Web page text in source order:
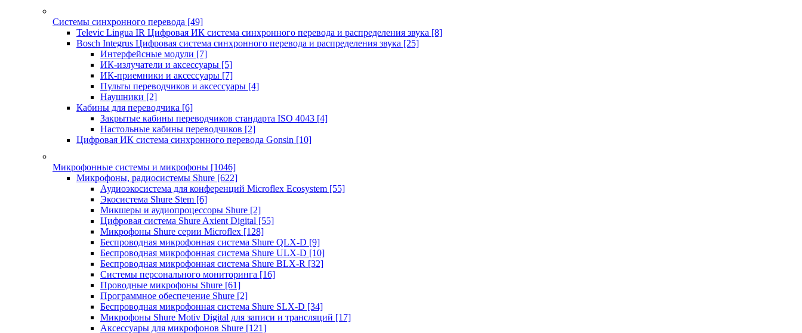
Системы синхронного перевода [49]
Televic Lingua IR Цифровая ИК система синхронного перевода и распределения звука [8]
Bosch Integrus Цифровая система синхронного перевода и распределения звука [25]
Интерфейсные модули [7]
ИК-излучатели и аксессуары [5]
ИК-приемники и аксессуары [7]
Пульты переводчиков и аксессуары [4]
Наушники [2]
Кабины для переводчика [6]
Закрытые кабины переводчиков стандарта ISO 4043 [4]
Настольные кабины переводчиков [2]
Цифровая ИК система синхронного перевода Gonsin [10]
Микрофонные системы и микрофоны [1046]
Микрофоны, радиосистемы Shure [622]
Аудиоэкосистема для конференций Microflex Ecosystem [55]
Экосистема Shure Stem [6]
Микшеры и аудиопроцессоры Shure [2]
Цифровая система Shure Axient Digital [55]
Микрофоны Shure серии Microflex [128]
Беспроводная микрофонная система Shure QLX-D [9]
Беспроводная микрофонная система Shure ULX-D [10]
Беспроводная микрофонная система Shure BLX-R [32]
Системы персонального мониторинга [16]
Проводные микрофоны Shure [61]
Программное обеспечение Shure [2]
Беспроводная микрофонная система Shure SLX-D [34]
Микрофоны Shure Motiv Digital для записи и трансляций [17]
Аксессуары для микрофонов Shure [121]